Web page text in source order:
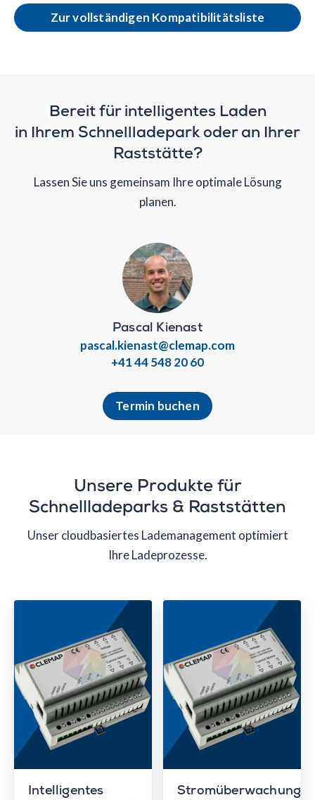
Zur vollständigen Kompatibilitätsliste
Bereit für intelligentes Laden
in Ihrem Schnellladepark oder an Ihrer
Raststätte?
Lassen Sie uns gemeinsam Ihre optimale Lösung
planen.
Termin buchen
Pascal Kienast
pascal.kienast@clemap.com
+41 44 548 20 60
Unsere Produkte für
Schnellladeparks & Raststätten
Unser cloudbasiertes Lademanagement optimiert
Ihre Ladeprozesse.
Intelligentes
Stromüberwachung